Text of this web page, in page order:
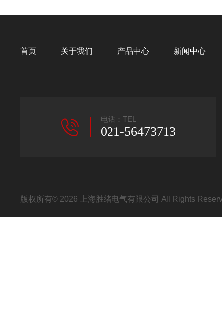
首页 关于我们 产品中心 新闻中心
电话：TEL
021-56473713
版权所有© 2026 上海胜绪电气有限公司 All Rights